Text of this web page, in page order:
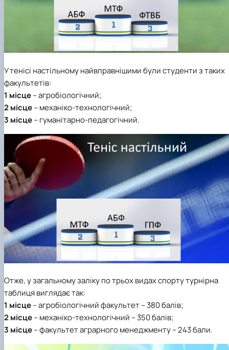
Утенісі настільномунайвправнішими були студенти з таких
факультетів:
1 місце– агробіологічний;
2 місце– механіко-технологічний;
3 місце– гуманітарно-педагогічний.
Отже,у загальному залікупо трьох видах спорту турнірна
таблиця виглядає так:
1 місце– агробіологічний факультет – 380 балів;
2 місце– механіко-технологічний – 350 балів;
3 місце– факультет аграрного менеджменту – 243 бали.